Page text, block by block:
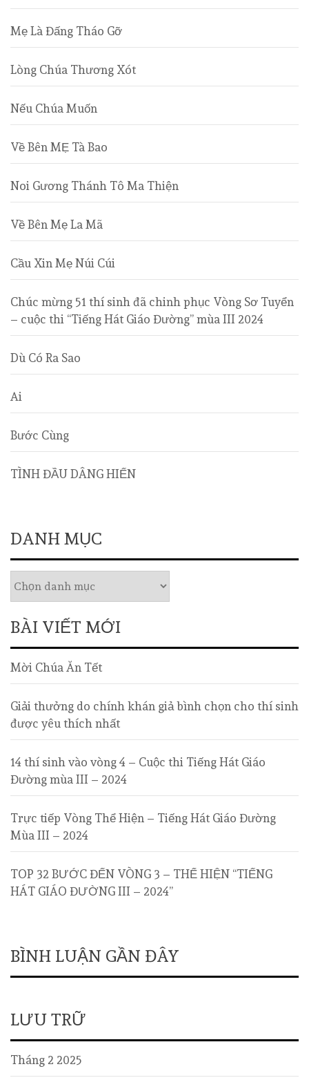
Mẹ Là Đấng Tháo Gỡ
Lòng Chúa Thương Xót
Nếu Chúa Muốn
Về Bên MẸ Tà Bao
Noi Gương Thánh Tô Ma Thiện
Về Bên Mẹ La Mã
Cầu Xin Mẹ Núi Cúi
Chúc mừng 51 thí sinh đã chinh phục Vòng Sơ Tuyển
– cuộc thi “Tiếng Hát Giáo Đường” mùa III 2024
Dù Có Ra Sao
Ai
Bước Cùng
TÌNH ĐẦU DÂNG HIẾN
DANH MỤC
BÀI VIẾT MỚI
Mời Chúa Ăn Tết
Giải thưởng do chính khán giả bình chọn cho thí sinh
được yêu thích nhất
14 thí sinh vào vòng 4 – Cuộc thi Tiếng Hát Giáo
Đường mùa III – 2024
Trực tiếp Vòng Thể Hiện – Tiếng Hát Giáo Đường
Mùa III – 2024
TOP 32 BƯỚC ĐẾN VÒNG 3 – THỂ HIỆN “TIẾNG
HÁT GIÁO ĐƯỜNG III – 2024”
BÌNH LUẬN GẦN ĐÂY
LƯU TRỮ
Tháng 2 2025